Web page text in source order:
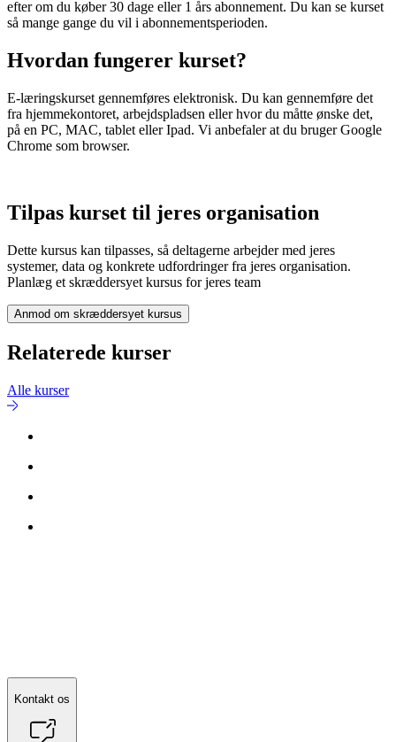
efter om du køber 30 dage eller 1 års abonnement. Du kan se kurset
så mange gange du vil i abonnementsperioden.
Hvordan fungerer kurset?
E-læringskurset gennemføres elektronisk. Du kan gennemføre det
fra hjemmekontoret, arbejdspladsen eller hvor du måtte ønske det,
på en PC, MAC, tablet eller Ipad. Vi anbefaler at du bruger Google
Chrome som browser.
Tilpas kurset til jeres organisation
Dette kursus kan tilpasses, så deltagerne arbejder med jeres
systemer, data og konkrete udfordringer fra jeres organisation.
Planlæg et skræddersyet kursus for jeres team
Anmod om skræddersyet kursus
Relaterede kurser
Alle kurser
Kontakt os